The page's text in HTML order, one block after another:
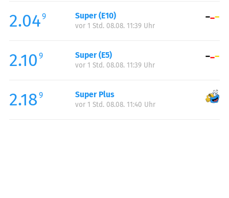
Samstag:
00:00-23:59
Sonntag:
2.049 Super (E10)
vor 1 Std. 08.08. 11:39 Uhr
2.10 9 Super (E5)
vor 1 Std. 08.08. 11:39 Uhr
2.18 9 Super Plus
vor 1 Std. 08.08. 11:40 Uhr